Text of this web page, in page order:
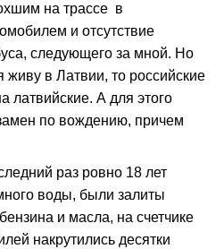
на трассе в
и отсутствие
следующего за мной. Но
живу в Латвии, то российские
латвийские. А для этого
по вождению, причем
раз ровно 18 лет
воды, были залиты
и масла, на счетчике
накрутились десятки